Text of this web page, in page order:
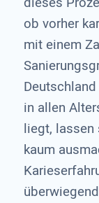
ob vorher
mit einem
in allen
liegt, lassen
kaum